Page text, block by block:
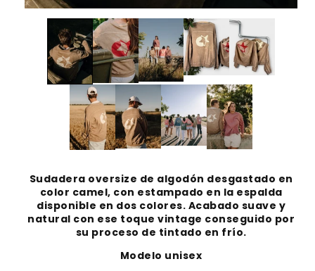
Sudadera oversize de algodón desgastado en
color camel, con estampado en la espalda
disponible en dos colores. Acabado suave y
natural con ese toque vintage conseguido por
su proceso de tintado en frío.
Modelo unisex